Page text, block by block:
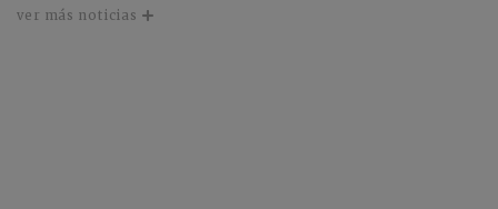
ver más noticias